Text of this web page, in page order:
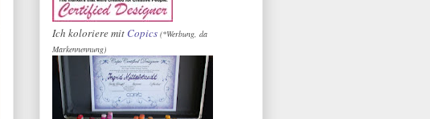
Ich koloriere mit Copics (*Werbung, da
Markennennung)